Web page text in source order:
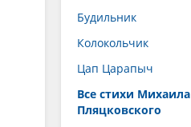
Будильник
Колокольчик
Цап Царапыч
Все стихи Михаила
Пляцковского